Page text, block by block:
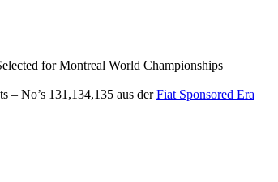
for Montreal World Championships
– No’s 131,134,135 aus derFiat Sponsored Era